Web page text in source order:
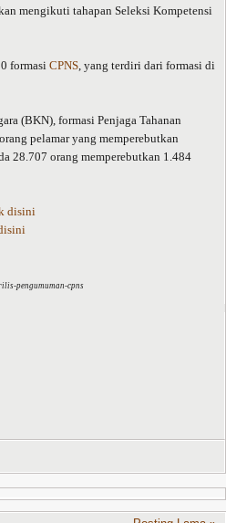
mengikuti tahapan Seleksi Kompetensi
formasi CPNS, yang terdiri dari formasi di
(BKN), formasi Penjaga Tahanan
pelamar yang memperebutkan
28.707 orang memperebutkan 1.484
disini
pengumuman-cpns